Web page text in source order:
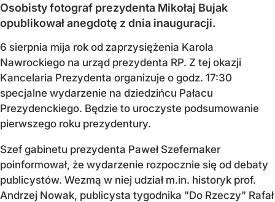
Osobisty fotograf prezydenta Mikołaj Bujak
opublikował anegdotę z dnia inauguracji.
6 sierpnia mija rok od zaprzysiężenia Karola
Nawrockiego na urząd prezydenta RP. Z tej okazji
Kancelaria Prezydenta organizuje o godz. 17:30
specjalne wydarzenie na dziedzińcu Pałacu
Prezydenckiego. Będzie to uroczyste podsumowanie
pierwszego roku prezydentury.
Szef gabinetu prezydenta Paweł Szefernaker
poinformował, że wydarzenie rozpocznie się od debaty
publicystów. Wezmą w niej udział m.in. historyk prof.
Andrzej Nowak, publicysta tygodnika "Do Rzeczy" Rafał